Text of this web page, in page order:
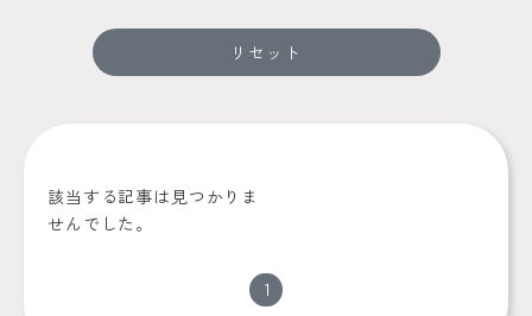
リセット
該当する記事は見つかりま
せんでした。
1